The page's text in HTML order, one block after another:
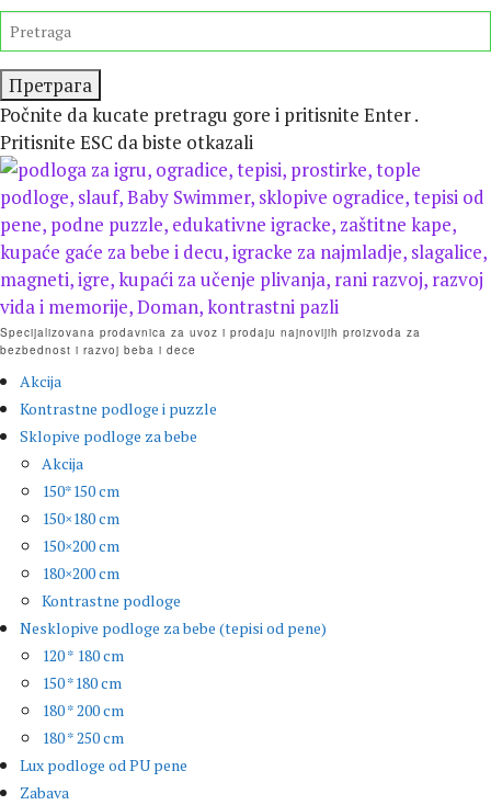
Preskočite
isecanje
TRAŽITE
Počnite da kucate pretragu gore i pritisnite Enter .
Pritisnite ESC da biste otkazali
Specijalizovana prodavnica za uvoz i prodaju najnovijih proizvoda za
bezbednost i razvoj beba i dece
Akcija
Kontrastne podloge i puzzle
Sklopive podloge za bebe
Akcija
150*150 cm
150×180 cm
150×200 cm
180×200 cm
Kontrastne podloge
Nesklopive podloge za bebe (tepisi od pene)
120 * 180 cm
150 *180 cm
180 * 200 cm
180 * 250 cm
Lux podloge od PU pene
Zabava